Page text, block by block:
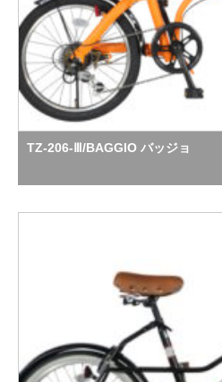
TZ-206-Ⅲ/BAGGIO バッジョ